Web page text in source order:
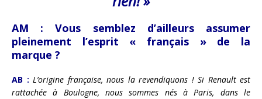
AM :
Vous semblez d’ailleurs assumer
pleinement l’esprit « français » de la
marque ?
AB : L’origine française, nous la revendiquons ! Si Renault est
rattachée à Boulogne, nous sommes nés à Paris, dans le